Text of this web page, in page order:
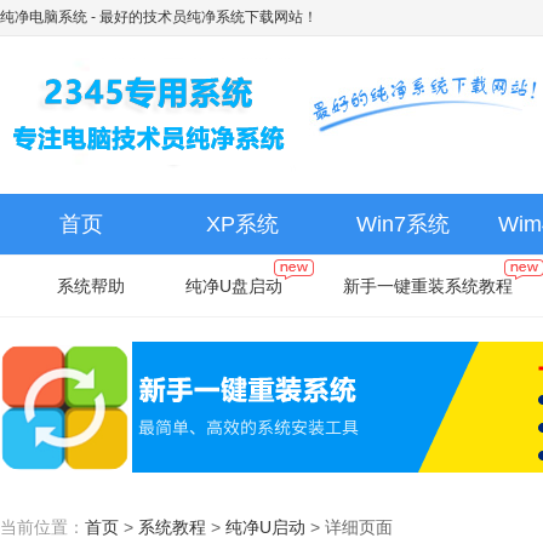
纯净电脑系统 - 最好的技术员纯净系统下载网站！
首页 XP系统 Win7系统
系统帮助 纯净U盘启动 新手一键重装系统教程
当前位置： 首页 > 系统教程 > 纯净U启动 > 详细页面